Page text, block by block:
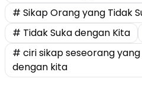
# Sikap Orang yang Tidak
# Tidak Suka dengan Kita
# ciri sikap seseorang
dengan kita